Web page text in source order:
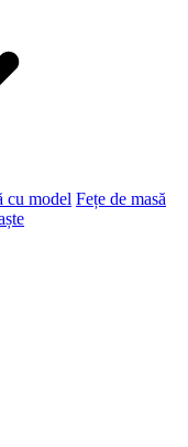
cu model Fețe de masă